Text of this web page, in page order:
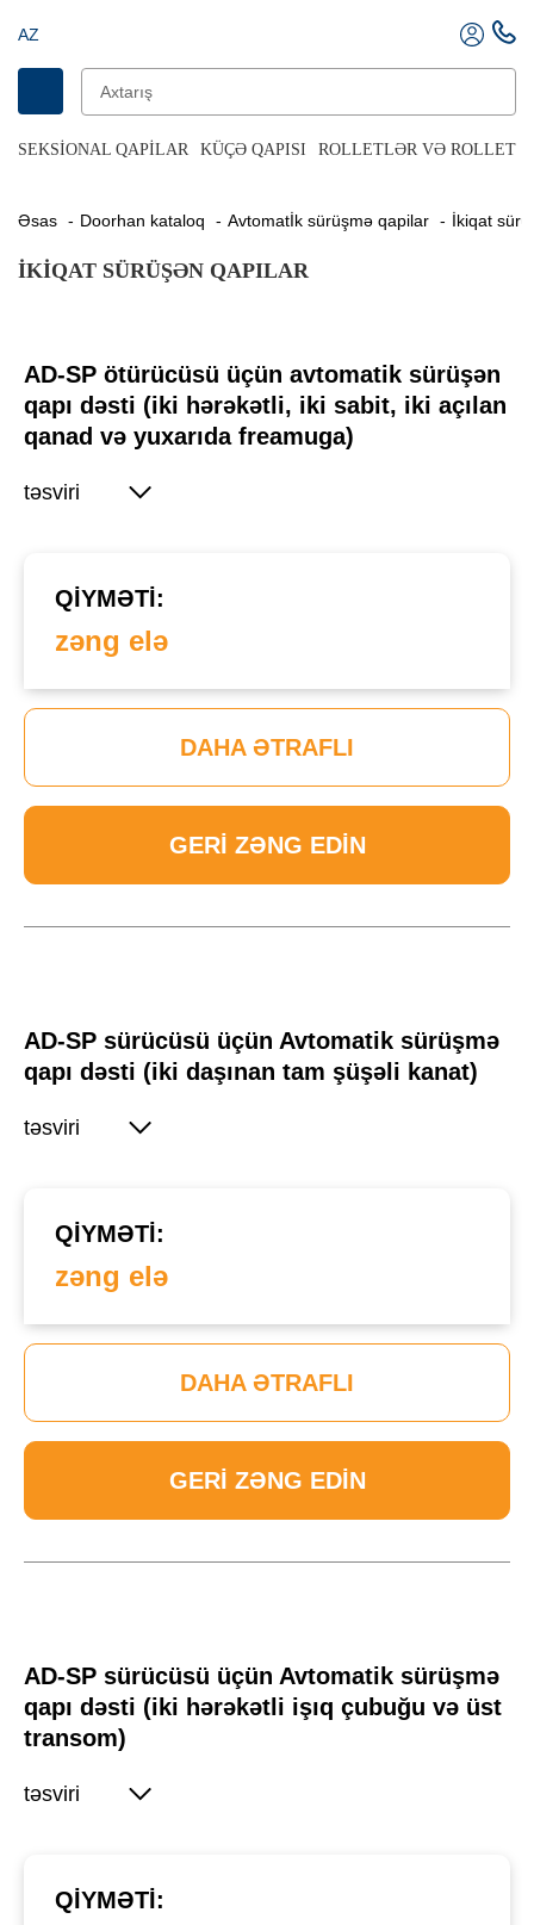
AZ
SEKSIONAL QAPILAR KÜÇƏ QAPISI ROLLETLƏR VƏ ROLLET
Əsas Doorhan kataloq Avtomatİk sürüşmə qapilar İkiqat
İKIQAT SÜRÜŞƏN QAPILAR
AD-SP ötürücüsü üçün avtomatik sürüşən
qapı dəsti (iki hərəkətli, iki sabit, iki açılan
qanad və yuxarıda freamuga)
təsviri
QIYMƏTI:
zəng elə
DAHA ƏTRAFLI
GERI ZƏNG EDIN
AD-SP sürücüsü üçün Avtomatik sürüşmə
qapı dəsti (iki daşınan tam şüşəli kanat)
təsviri
QIYMƏTI:
zəng elə
DAHA ƏTRAFLI
GERI ZƏNG EDIN
AD-SP sürücüsü üçün Avtomatik sürüşmə
qapı dəsti (iki hərəkətli işıq çubuğu və üst
transom)
təsviri
QIYMƏTI: